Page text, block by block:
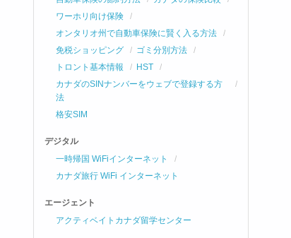
ワーホリ向け保険
オンタリオ州で自動車保険に賢く入る方法
免税ショッピング
ゴミ分別方法
トロント基本情報
HST
カナダのSINナンバーをウェブで登録する方
法
格安SIM
デジタル
一時帰国 WiFiインターネット
カナダ旅行 WiFi インターネット
エージェント
アクティベイトカナダ留学センター